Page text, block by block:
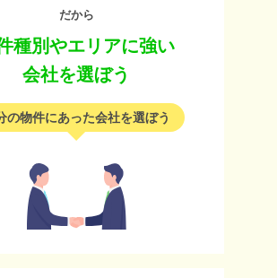
だから
種別やエリアに強い
会社を選ぼう
の物件にあった会社を選ぼう